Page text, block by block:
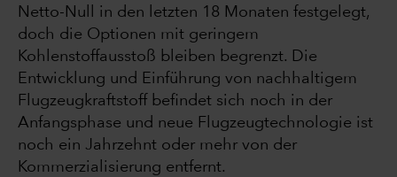
Netto-Null in den letzten 18 Monaten festgelegt,
doch die Optionen mit geringem
Kohlenstoffausstoß bleiben begrenzt. Die
Entwicklung und Einführung von nachhaltigem
Flugzeugkraftstoff befindet sich noch in der
Anfangsphase und neue Flugzeugtechnologie ist
noch ein Jahrzehnt oder mehr von der
Kommerzialisierung entfernt.